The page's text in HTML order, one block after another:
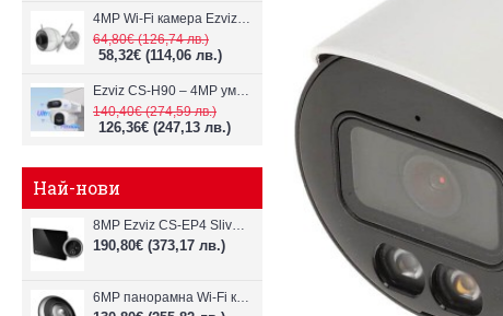
4MP Wi-Fi камерa Ezviz CS-H3c с микрофон и говорител
64,80€(126,74 лв.)
58,32€ (114,06 лв.)
Ezviz CS-H90 – 4MP умна Wi-Fi камера, два обектива и цветен нощен
140,40€(274,59 лв.)
126,36€ (247,13 лв.)
Най-нови
8MP Ezviz CS-EP4 Sliver Wi-Fi видеодомофон
190,80€ (373,17 лв.)
6MP панорамна Wi-Fi камерa Ezviz CS-E4p